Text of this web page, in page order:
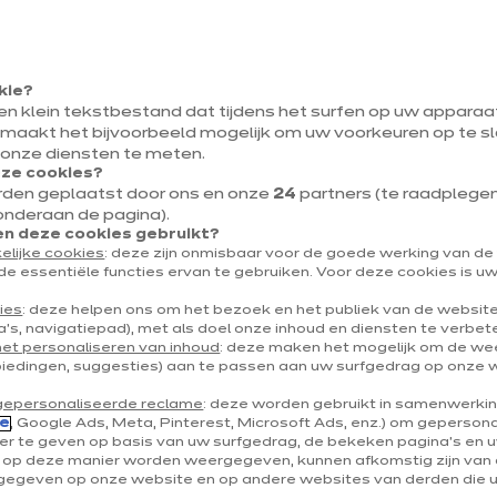
Contact
Route du Condroz 24/5
Toon nummer
klein tekstbestand dat tijdens het surfen op uw
het bijvoorbeeld mogelijk om uw voorkeuren op te
diensten te meten.
cookies?
geplaatst door ons en onze 24 partners (te
de pagina).
deze cookies gebruikt?
cookies: deze zijn onmisbaar voor de goede werking van
essentiële functies ervan te gebruiken. Voor deze cookies is
: deze helpen ons om het bezoek en het publiek van de
navigatiepad), met als doel onze inhoud en diensten te
personaliseren van inhoud : deze maken het mogelijk om de
suggesties) aan te passen aan uw surfgedrag op onze
reclame: deze worden gebruikt in
, Google Ads, Meta, Pinterest, Microsoft Ads, enz.) om
te geven op basis van uw surfgedrag, de bekeken pagina's en
deze manier worden weergegeven, kunnen afkomstig zijn van
op onze website en op andere websites van derden die